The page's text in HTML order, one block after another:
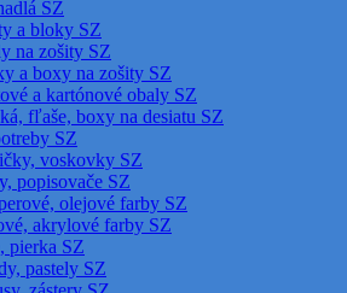
SZ
a bloky SZ
na zošity SZ
a boxy na zošity SZ
a kartónové obaly SZ
fľaše, boxy na desiatu SZ
SZ
voskovky SZ
popisovače SZ
olejové farby SZ
akrylové farby SZ
pierka SZ
pastely SZ